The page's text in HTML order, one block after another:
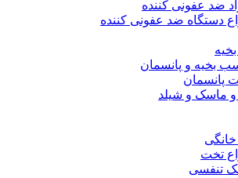
ضد عفونی کننده
دستگاه ضد عفونی کننده
بخیه و پانسمان
پانسمان
ماسک و شیلد
تخت
تنفسی